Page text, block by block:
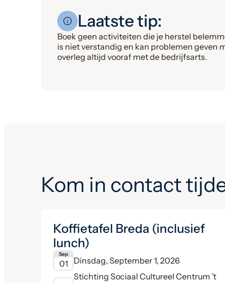
Laatste tip:
Boek geen activiteiten die je herstel
is niet verstandig en kan problemen geven
overleg altijd vooraf met de bedrijfsarts.
Kom in contact
Koffietafel Breda (inclusief
lunch)
Sep
01
Dinsdag, September 1, 2026
Stichting Sociaal Cultureel Centrum ’t